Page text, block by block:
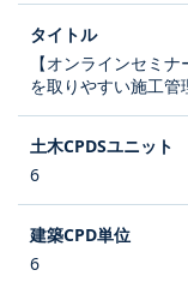
【オンラインセミ
を取りやすい施工管
6
6